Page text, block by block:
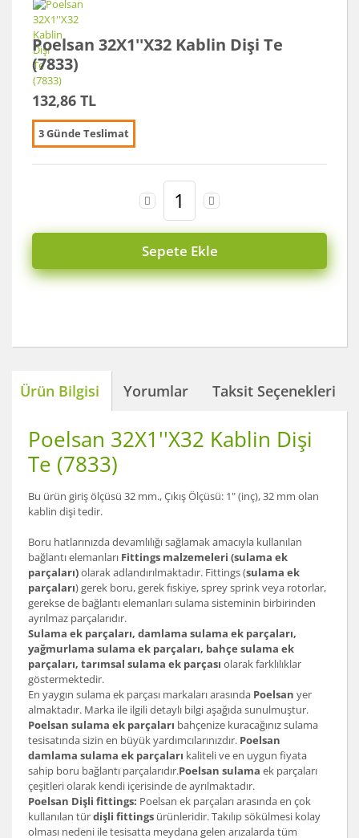
Poelsan 32X1''X32 Kablin Dişi Te
(7833)
132,86 TL
3 Günde Teslimat
Sepete Ekle
Ürün Bilgisi Yorumlar Taksit Seçenekleri
Poelsan 32X1''X32 Kablin Dişi
Te (7833)
Bu ürün giriş ölçüsü 32 mm., Çıkış Ölçüsü: 1" (inç), 32 mm olan
kablin dişi tedir.
Boru hatlarınızda devamlılığı sağlamak amacıyla kullanılan
bağlantı elemanları Fittings malzemeleri (sulama ek
parçaları)olarak adlandırılmaktadır. Fittings (sulama ek
parçaları) gerek boru, gerek fıskiye, sprey sprink veya rotorlar,
gerekse de bağlantı elemanları sulama sisteminin birbirinden
ayrılmaz parçalarıdır.
Sulama ek parçaları, damlama sulama ek parçaları,
yağmurlama sulama ek parçaları, bahçe sulama ek
parçaları, tarımsal sulama ek parçası olarak farklılıklar
göstermektedir.
En yaygın sulama ek parçası markaları arasında Poelsan yer
almaktadır. Marka ile ilgili detaylı bilgi aşağıda sunulmuştur.
Poelsan sulama ek parçaları bahçenize kuracağınız sulama
tesisatında sizin en büyük yardımcılarınızdır. Poelsan
damlama sulama ek parçaları kaliteli ve en uygun fiyata
sahip boru bağlantı parçalarıdır.Poelsan sulama ek parçaları
çeşitleri olarak kendi içerisinde de ayrılmaktadır.
Poelsan Dişli fittings: Poelsan ek parçaları arasında en çok
kullanılan türdişli fittings ürünleridir. Takılıp sökülmesi kolay
olması nedeni ile tesisatta meydana gelen arızalarda tüm